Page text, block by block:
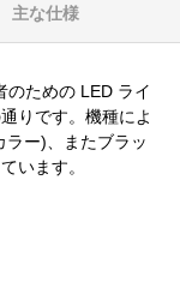
主な仕様
のための LED ライ
りです。機種によ
ラー)、またブラッ
います。